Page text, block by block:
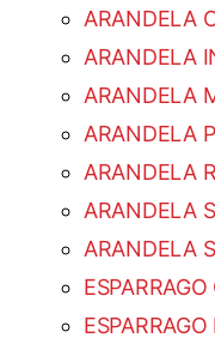
ARANDELA
ARANDELA
ARANDELA
ARANDELA
ARANDELA
ARANDELA
ARANDELA